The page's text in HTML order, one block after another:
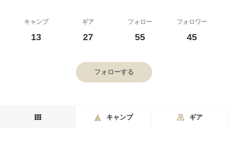
キャンプ
13
ギア
27
フォロー
55
フォロワー
45
フォローする
キャンプ ギア